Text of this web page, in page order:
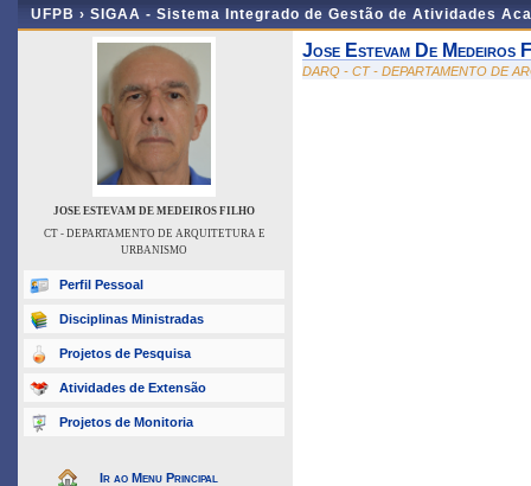
UFPB › SIGAA - Sistema Integrado de Gestão de Atividades
JOSE ESTEVAM DE MEDEIROS FILHO
CT - DEPARTAMENTO DE ARQUITETURA E
URBANISMO
Perfil Pessoal
Disciplinas Ministradas
Projetos de Pesquisa
Atividades de Extensão
Projetos de Monitoria
Ir ao Menu Principal
Jose Estevam De Medeiros
DARQ - CT - DEPARTAMENTO DE